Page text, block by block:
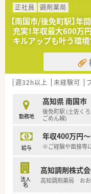
トの時間も確保し
■年間休日は111日
化率を誇っていま
■希望休はカレン
得制度も利用可能
【想定される業務内
■主な業務は調剤
務に集中できます。
や販売もお願いしま
■レセプト入力や
の事務作業は軽減
【法人特徴について
■医薬品の研究開
上展開しており、
■治療から予防、
正社員 調剤薬局
【南国市/後免町駅】
充実！年収最大600万
キルアップも叶う環境
週32h以上 未経験可
勤務地
高知県 南国市
後免町駅 (土佐く
ごめん線)
給与
年収400万円
※ご経験や面接等
法人
名
高知調剤株式
高知調剤薬局 お